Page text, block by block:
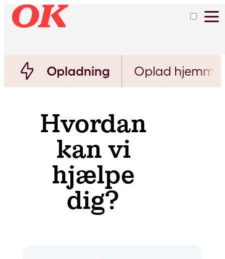
Opladning Oplad hjemme
Hvordan
kan vi
hjælpe
dig?